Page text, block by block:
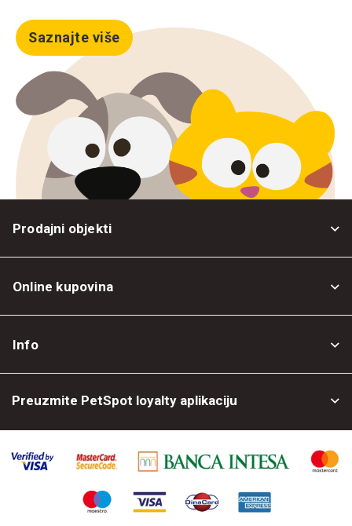
Saznajte više
Prodajni objekti
Online kupovina
Info
Preuzmite PetSpot loyalty aplikaciju